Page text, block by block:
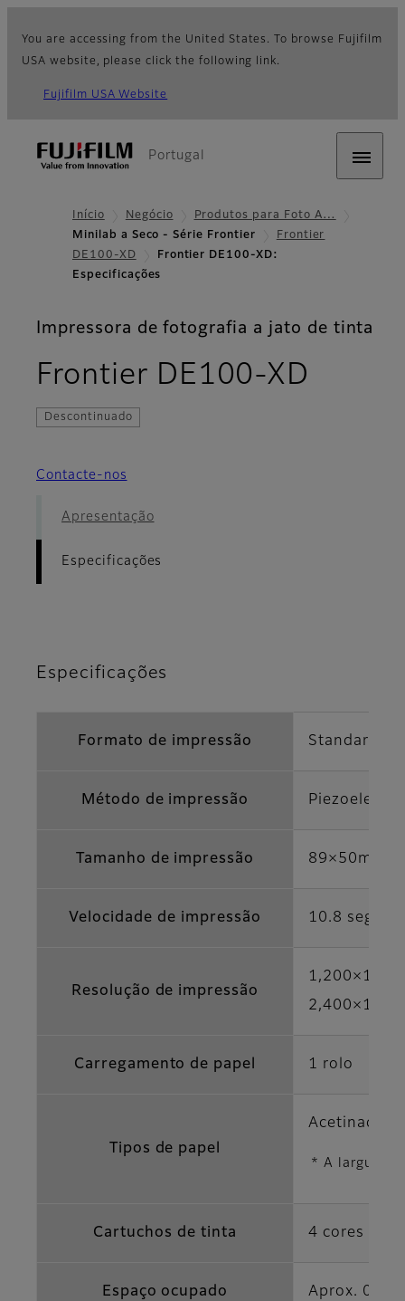
You are accessing from the United States. To browse Fujifilm
USA website, please click the following link.
Fujifilm USA Website
Portugal
Início Negócio
Produtos para Foto A…
Minilab a Seco - Série Frontier
Frontier
DE100-XD
Frontier DE100-XD:
Especificações
Impressora de fotografia a jato de tinta
Frontier DE100-XD
Descontinuado
Contacte-nos
Apresentação
Especificações
Especificações
Formato de impressão Standard
Método de impressão
Tamanho de impressão
Velocidade de impressão 10.8 seg./
Resolução de impressão
Carregamento de papel 1 rolo
Tipos de papel
Acetinado /
* A largura
Cartuchos de tinta 4 cores de
Espaço ocupado Aprox. 0,24